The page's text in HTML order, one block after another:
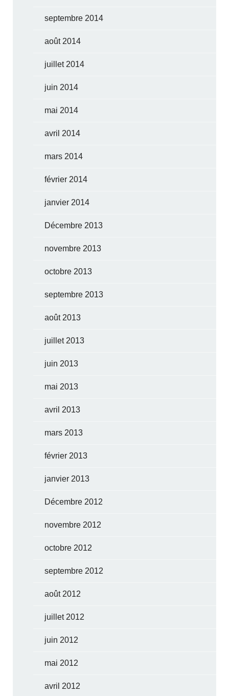
septembre 2014
août 2014
juillet 2014
juin 2014
mai 2014
avril 2014
mars 2014
février 2014
janvier 2014
Décembre 2013
novembre 2013
octobre 2013
septembre 2013
août 2013
juillet 2013
juin 2013
mai 2013
avril 2013
mars 2013
février 2013
janvier 2013
Décembre 2012
novembre 2012
octobre 2012
septembre 2012
août 2012
juillet 2012
juin 2012
mai 2012
avril 2012